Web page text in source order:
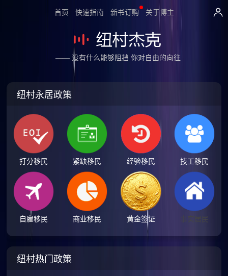
首页 快速指南 新书订购 关于博主
—— 没有什么能够阻挡 你对自由的向往
纽村永居政策
打分移民 紧缺移民 经验移民 技工移民
自雇移民 商业移民 黄金签证 事实居民
纽村热门政策